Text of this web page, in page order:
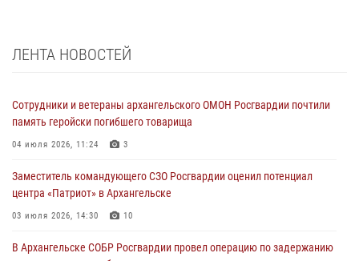
ЛЕНТА НОВОСТЕЙ
Сотрудники и ветераны архангельского ОМОН Росгвардии почтили
память геройски погибшего товарища
04 июля 2026, 11:24 3
Заместитель командующего СЗО Росгвардии оценил потенциал
центра «Патриот» в Архангельске
03 июля 2026, 14:30 10
В Архангельске СОБР Росгвардии провел операцию по задержанию